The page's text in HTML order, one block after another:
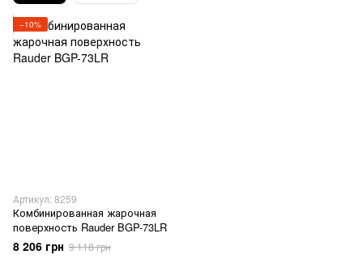
−10%
Артикул: 8259
Комбинированная жарочная
поверхность Rauder BGP-73LR
8 206 грн 9 118 грн